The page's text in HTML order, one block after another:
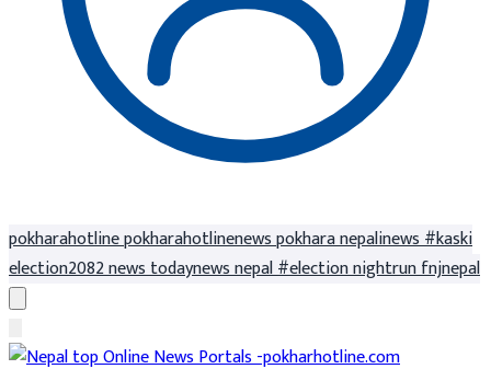
pokharahotlinepokharahotlinenewspokharanepalinews#kaski
election2082newstodaynewsnepal#electionnightrunfnjnepal